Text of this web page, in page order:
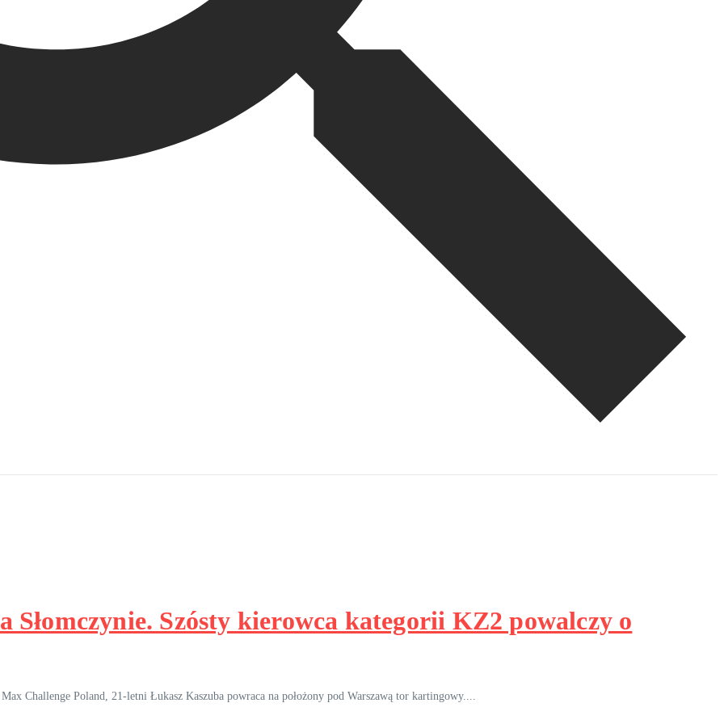
Słomczynie. Szósty kierowca kategorii KZ2 powalczy o
Challenge Poland, 21-letni Łukasz Kaszuba powraca na położony pod Warszawą tor kartingowy....